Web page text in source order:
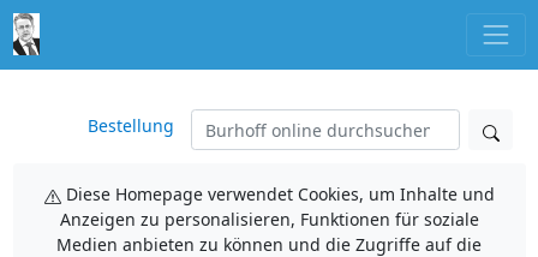
Bestellung
Diese Homepage verwendet Cookies, um Inhalte und
Anzeigen zu personalisieren, Funktionen für soziale
Medien anbieten zu können und die Zugriffe auf die